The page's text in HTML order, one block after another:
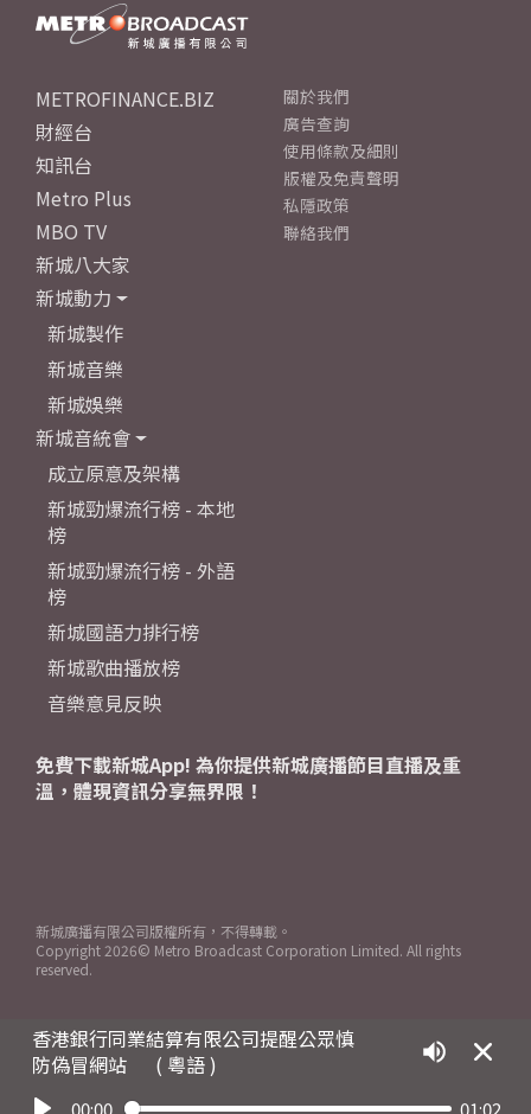
香港銀行同業結算有限公司提醒公眾慎
防偽冒網站
( 粵語 )
00:00 01:02
METROFINANCE.BIZ
財經台
知訊台
Metro Plus
MBO TV
新城八大家
新城動力
新城製作
新城音樂
新城娛樂
新城音統會
成立原意及架構
新城勁爆流行榜 - 本地
榜
新城勁爆流行榜 - 外語
榜
新城國語力排行榜
新城歌曲播放榜
音樂意見反映
關於我們
廣告查詢
使用條款及細則
版權及免責聲明
私隱政策
聯絡我們
免費下載新城App! 為你提供新城廣播節目直播及重
溫，體現資訊分享無界限！
新城廣播有限公司版權所有，不得轉載。
Copyright 2026© Metro Broadcast Corporation Limited. All rights
reserved.